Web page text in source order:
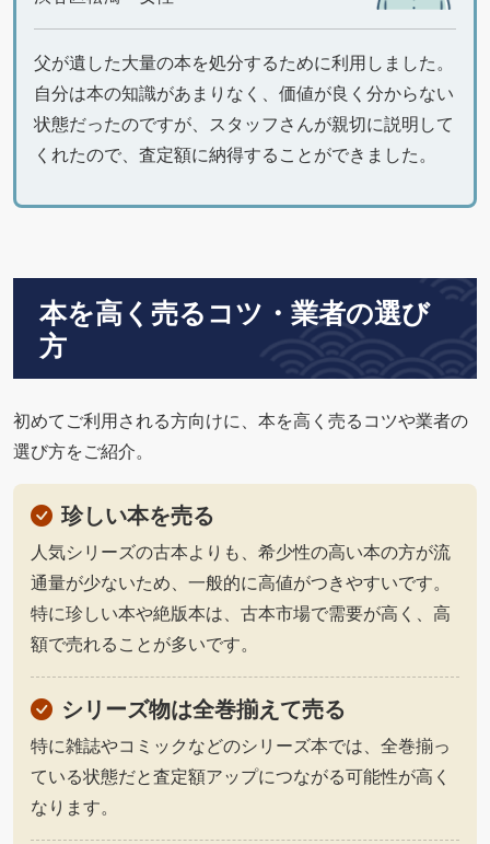
父が遺した大量の本を処分するために利用しました。
自分は本の知識があまりなく、価値が良く分からない
状態だったのですが、スタッフさんが親切に説明して
くれたので、査定額に納得することができました。
本を高く売るコツ・業者の選び
方
初めてご利用される方向けに、本を高く売るコツや業者の
選び方をご紹介。
珍しい本を売る
人気シリーズの古本よりも、希少性の高い本の方が流
通量が少ないため、一般的に高値がつきやすいです。
特に珍しい本や絶版本は、古本市場で需要が高く、高
額で売れることが多いです。
シリーズ物は全巻揃えて売る
特に雑誌やコミックなどのシリーズ本では、全巻揃っ
ている状態だと査定額アップにつながる可能性が高く
なります。